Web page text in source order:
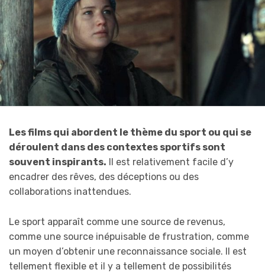
Les films qui abordent le thème du sport ou qui se
déroulent dans des contextes sportifs sont
souvent inspirants. Il est relativement facile d’y
encadrer des rêves, des déceptions ou des
collaborations inattendues.
Le sport apparaît comme une source de revenus,
comme une source inépuisable de frustration, comme
un moyen d’obtenir une reconnaissance sociale. Il est
tellement flexible et il y a tellement de possibilités